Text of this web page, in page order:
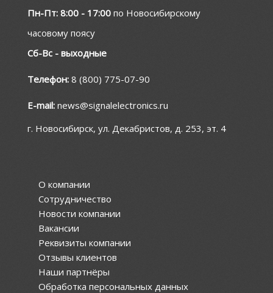
Пн-Пт: 8:00 - 17:00 по Новосибирскому
часовому поясу
Сб-Вс - выходные
Телефон: 8 (800) 775-07-90
E-mail: news@signalelectronics.ru
г. Новосибирск, ул. Декабристов, д. 253, эт. 4
О компании
Сотрудничество
Новости компании
Вакансии
Реквизиты компании
Отзывы клиентов
Наши партнёры
Обработка персональных данных